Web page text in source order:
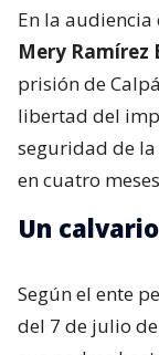
En la
Mery Ramírez
prisión de
libertad del
seguridad de
en cuatro
Un
Según el ente
del 7 de julio